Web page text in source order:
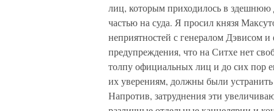
лиц, которым приходилось в
частью на суда. Я просил князя
неприятностей с генералом Дэвисом
предупреждения, что на Ситхе нет
толпу официальных лиц и до сих пор
их уверениям, должны были
Напротив, затруднения эти